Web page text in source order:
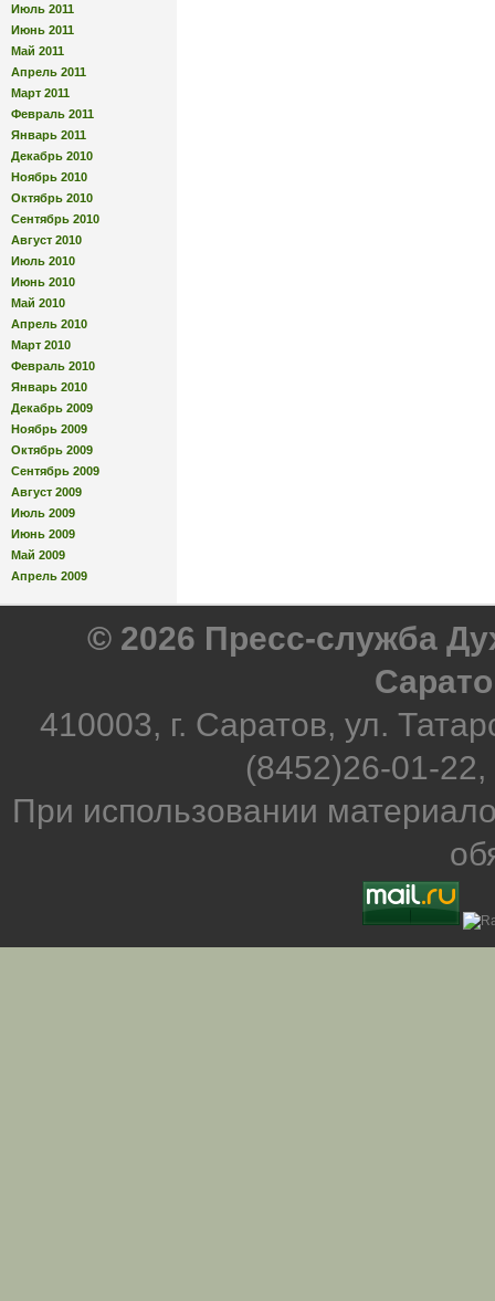
Июль 2011
Июнь 2011
Май 2011
Апрель 2011
Март 2011
Февраль 2011
Январь 2011
Декабрь 2010
Ноябрь 2010
Октябрь 2010
Сентябрь 2010
Август 2010
Июль 2010
Июнь 2010
Май 2010
Апрель 2010
Март 2010
Февраль 2010
Январь 2010
Декабрь 2009
Ноябрь 2009
Октябрь 2009
Сентябрь 2009
Август 2009
Июль 2009
Июнь 2009
Май 2009
Апрель 2009
© 2026 Пресс-служба
410003, г. Саратов, ул.
(8452)26-01-
При использовании